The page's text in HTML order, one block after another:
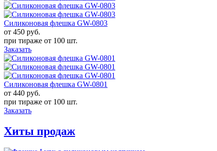
Силиконовая флешка GW-0803
от 450 руб.
при тираже от 100 шт.
Заказать
Силиконовая флешка GW-0801
от 440 руб.
при тираже от 100 шт.
Заказать
Хиты продаж